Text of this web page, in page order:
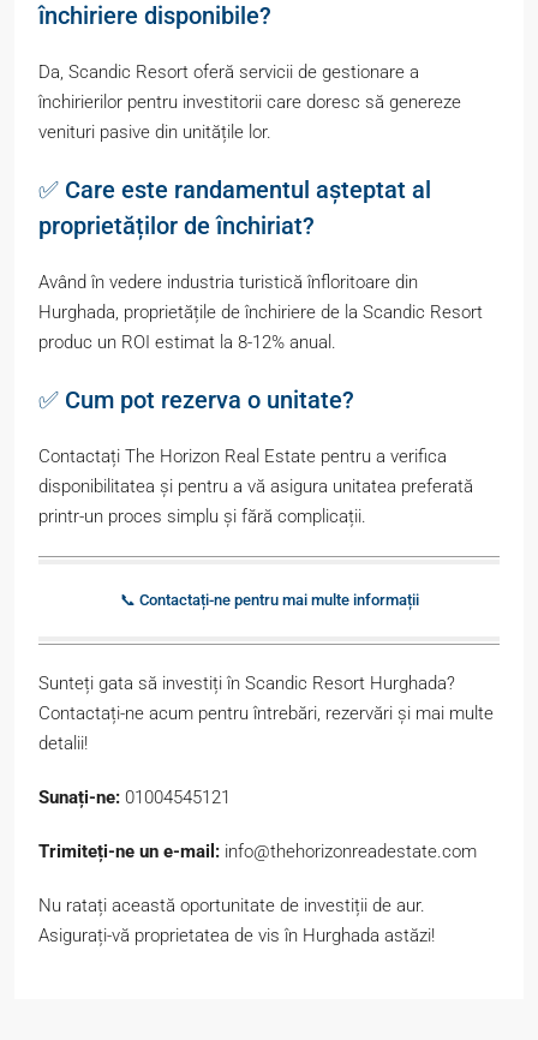
închiriere disponibile?
Da, Scandic Resort oferă servicii de gestionare a
închirierilor pentru investitorii care doresc să genereze
venituri pasive din unitățile lor.
✅ Care este randamentul așteptat al
proprietăților de închiriat?
Având în vedere industria turistică înfloritoare din
Hurghada, proprietățile de închiriere de la Scandic Resort
produc un ROI estimat la 8-12% anual.
✅ Cum pot rezerva o unitate?
Contactați The Horizon Real Estate pentru a verifica
disponibilitatea și pentru a vă asigura unitatea preferată
printr-un proces simplu și fără complicații.
📞 Contactați-ne pentru mai multe informații
Sunteți gata să investiți în Scandic Resort Hurghada?
Contactați-ne acum pentru întrebări, rezervări și mai multe
detalii!
Sunați-ne: 01004545121
Trimiteți-ne un e-mail: info@thehorizonreadestate.com
Nu ratați această oportunitate de investiții de aur.
Asigurați-vă proprietatea de vis în Hurghada astăzi!